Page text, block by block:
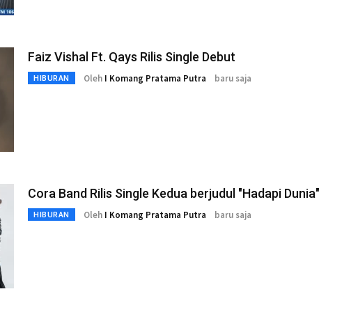
Faiz Vishal Ft. Qays Rilis Single Debut
HIBURAN Oleh I Komang Pratama Putra baru saja
Cora Band Rilis Single Kedua berjudul "Hadapi Dunia"
HIBURAN Oleh I Komang Pratama Putra baru saja